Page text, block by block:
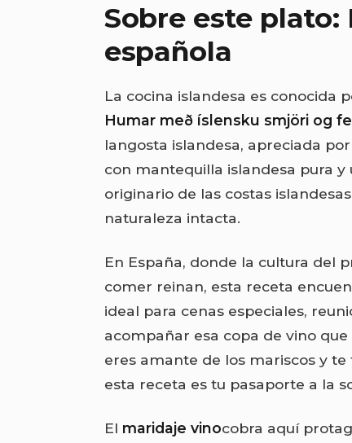
Sobre este plato:
española
La cocina islandesa es conocida
Humar með íslensku smjöri og
langosta islandesa, apreciada
con mantequilla islandesa pura y
originario de las costas
naturaleza intacta.
En España, donde la cultura del
comer reinan, esta receta
ideal para cenas especiales,
acompañar esa copa de vino
eres amante de los mariscos y
esta receta es tu pasaporte a la
El maridaje vinocobra aquí